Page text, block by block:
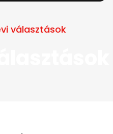
választások